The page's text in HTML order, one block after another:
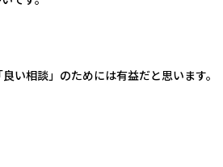
い相談」のためには有益だと思います。